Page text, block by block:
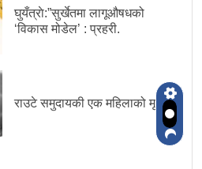
घुयँत्राे:”सुर्खेतमा लागूऔषधको
‘विकास मोडेल’ : प्रहरी.
राउटे समुदायकी एक महिलाको मृत्यु